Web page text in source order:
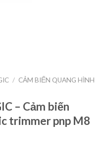
/ CẢM BIẾN QUANG HÌNH
– Cảm biến
trimmer pnp M8